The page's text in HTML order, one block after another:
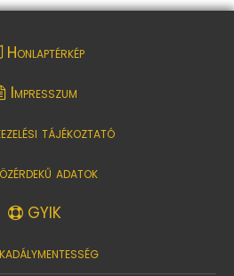
Honlaptérkép
Impresszum
tájékoztató
adatok
GYIK